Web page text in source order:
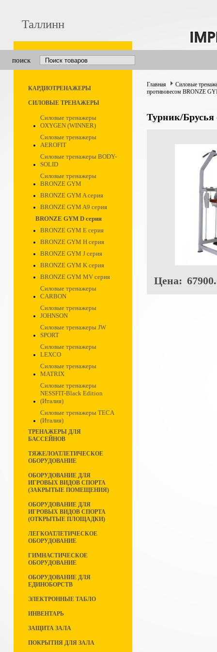
Таллинн
поиск
КАРДИОТРЕНАЖЕРЫ
СИЛОВЫЕ ТРЕНАЖЕРЫ
Силовые тренажеры
OXYGEN (WINNER)
Силовые тренажеры
AEROFIT
Силовые тренажеры BODY-
SOLID
Силовые тренажеры
BRONZE GYM
BRONZE GYM A серия
BRONZE GYM A9 серия
BRONZE GYM D серия
BRONZE GYM E серия
BRONZE GYM H серия
BRONZE GYM J серия
BRONZE GYM K серия
BRONZE GYM MV серия
Силовые тренажеры
CARBON
Силовые тренажеры
JOHNSON
Силовые тренажеры JW
SPORT
Силовые тренажеры
LEXCO
Силовые тренажеры
MATRIX
Силовые тренажеры
NESSFIT-Black Edition
(Италия)
Силовые тренажеры TECA
(Италия)
ТРЕНАЖЕРЫ ДЛЯ
БАССЕЙНОВ
ТЯЖЕЛОАТЛЕТИЧЕСКОЕ
ОБОРУДОВАНИЕ
ОБОРУДОВАНИЕ ДЛЯ
ИГРОВЫХ ВИДОВ СПОРТА
(ЗАКРЫТЫЕ ПОМЕЩЕНИЯ)
ОБОРУДОВАНИЕ ДЛЯ
ИГРОВЫХ ВИДОВ СПОРТА
(ОТКРЫТЫЕ ПЛОЩАДКИ)
ЛЕГКОАТЛЕТИЧЕСКОЕ
ОБОРУДОВАНИЕ
ГИМНАСТИЧЕСКОЕ
ОБОРУДОВАНИЕ
ОБОРУДОВАНИЕ ДЛЯ
ЕДИНОБОРСТВ
ЭЛЕКТРОННЫЕ ТАБЛО
ИНВЕНТАРЬ
ЗАЩИТА ЗАЛА
ПОКРЫТИЯ ДЛЯ ЗАЛА
Главная
Силовые
противовесом BRONZE
Турник/Брусья
Цена: